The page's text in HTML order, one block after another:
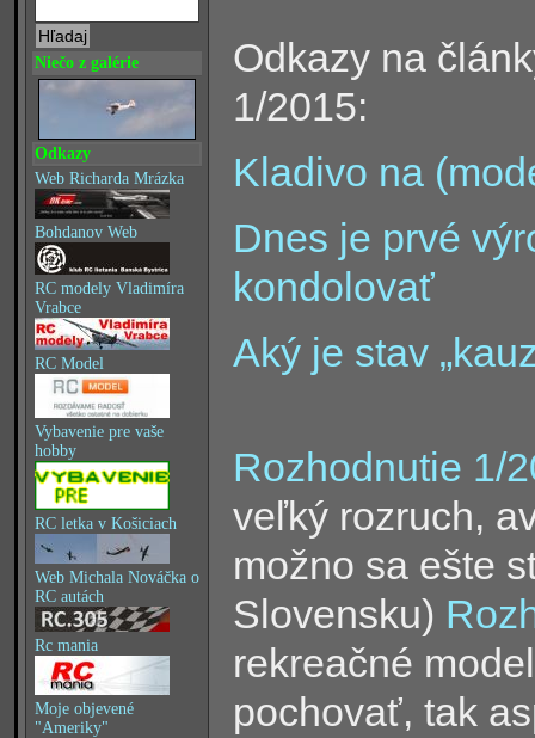
Niečo z galérie
Odkazy
Web Richarda Mrázka
Bohdanov Web
RC modely Vladimíra
Vrabce
RC Model
Vybavenie pre vaše
hobby
RC letka v Košiciach
Web Michala Nováčka o
RC autách
Rc mania
Moje objevené
"Ameriky"
Odkazy na
1/2015:
Kladivo na
Dnes je prvé
kondolovať
Aký je stav
Rozhodnutie 1/
veľký rozruch,
možno sa ešte
Slovensku)
rekreačné
pochovať, tak